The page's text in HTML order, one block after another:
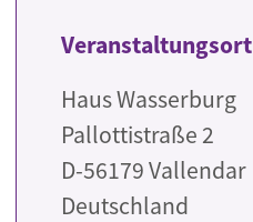
Veranstaltungsort
Haus Wasserburg
Pallottistraße 2
D-56179 Vallendar
Deutschland